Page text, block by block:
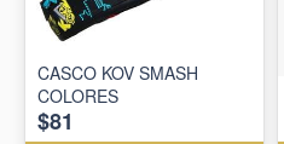
CASCO KOV SMASH
COLORES
$81